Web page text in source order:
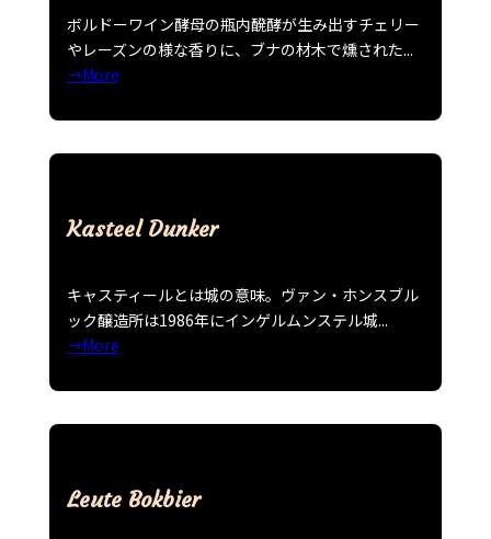
ボルドーワイン酵母の瓶内醗酵が生み出すチェリー
やレーズンの様な香りに、ブナの材木で燻された...
→More
Kasteel Dunker
キャスティールとは城の意味。ヴァン・ホンスブル
ック醸造所は1986年にインゲルムンステル城...
→More
Leute Bokbier